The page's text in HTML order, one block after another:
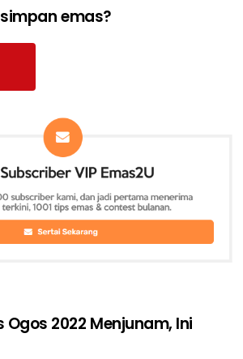
emas?
Ogos 2022 Menjunam, Ini